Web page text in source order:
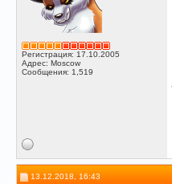
Регистрация: 17.10.2005
Адрес: Moscow
Сообщения: 1,519
13.12.2018, 16:43